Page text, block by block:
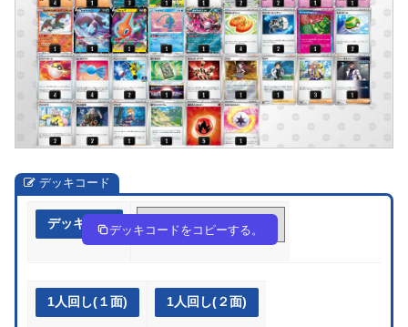
デッキコード
デッキ作成 nLL6gP-BV6Zyf-HgLnNL
デッキコードをコピーする。
1人回し(１面) 1人回し(２面)